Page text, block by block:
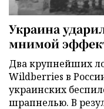
Украина
мнимой
Два крупнейших
Wildberries в
украинских
шрапнелью. В